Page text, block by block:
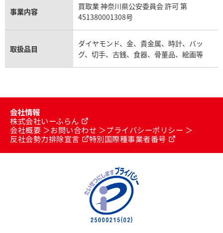
事業内容
買取業 神奈川県公安委員会 許可 第
451380001308号
取扱品目
ダイヤモンド、金、貴金属、時計、バッ
グ、切手、古銭、食器、骨董品、絵画等
会社情報
株式会社いーふらん
会社概要
お問い合わせ
プライバシーポリシー
反社会勢力排除宣言
特別国際種事業者番号